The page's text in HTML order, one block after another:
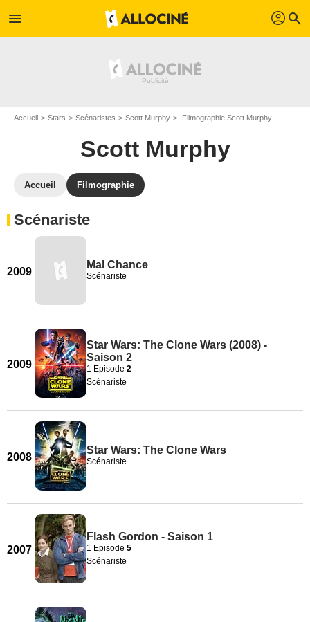
menu profil search
Accueil Stars Scénaristes Scott Murphy Filmographie Scott Murphy
Scott Murphy
Accueil Filmographie
Scénariste
2009
Mal Chance
Scénariste
2009
Star Wars: The Clone Wars (2008) -
Saison 2
1 Episode 2
Scénariste
2008
Star Wars: The Clone Wars
Scénariste
2007
Flash Gordon - Saison 1
1 Episode 5
Scénariste